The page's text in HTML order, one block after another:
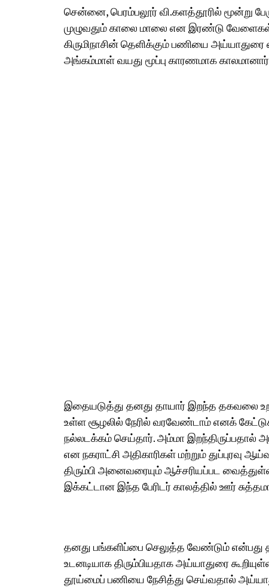
சென்னை, பெரம்பலூர் வி.களத்தூரில் மூன்று
முழுவதும் காலை மாலை என இரண்டு வேளைகள்
கிருமிநாசின் தெளிக்கும் பணியை
அங்கம்மாள் வயது மூப்பு காரணமாக
இதையடுத்து தனது தாயார் இறந்த தகவலை
உள்ள சூழலில் நேரில் வரவேண்டாம் எனக்
நல்லடக்கம் செய்தார். அம்மா இறந்திருப்பதால்
என நகராட்சி அதிகாரிகள் மற்றும் துப்புரவு
திரும்பி அனைவரையும் ஆச்சரியப்பட
இக்கட்டான இந்த பேரிடர் காலத்தில் ஊர்
தனது பங்களிப்பை செலுத்த வேண்டும்
உடனடியாக திரும்பியதாக அய்யாதுரை
தூய்மைப் பணியை நேசித்து செய்வதால்